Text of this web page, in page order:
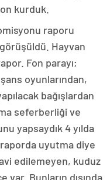
kurduk.
raporu
görüşüldü. Hayvan
Fon parayı;
oyunlarından,
bağışlardan
seferberliği ve
yapsaydık 4 yılda
uyutma diye
edilemeyen, kuduz
var. Bunların dışında